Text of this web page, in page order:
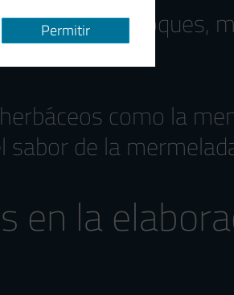
Permitiralbaricoques,
como la
de la
en la